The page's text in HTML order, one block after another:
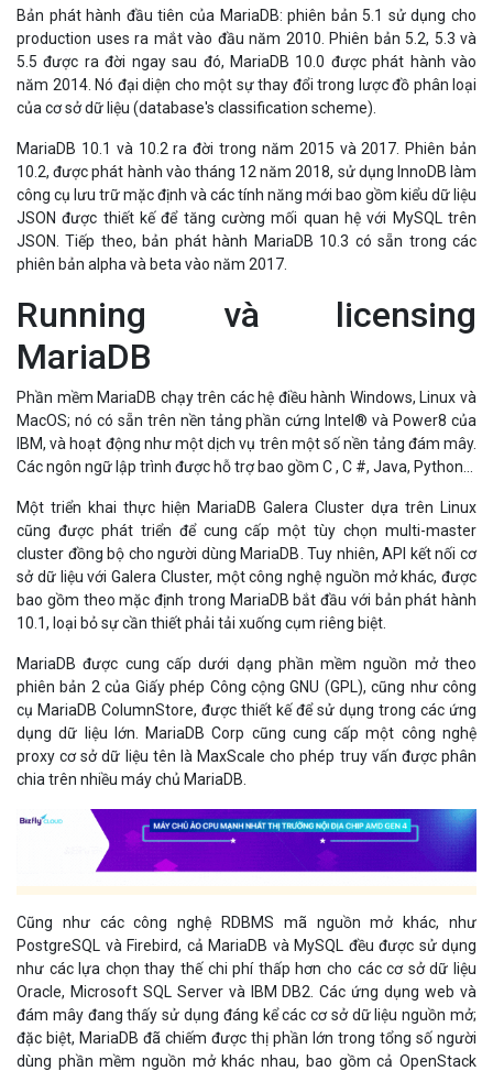
Bản phát hành đầu tiên của MariaDB: phiên bản 5.1 sử dụng cho
production uses ra mắt vào đầu năm 2010. Phiên bản 5.2, 5.3 và
5.5 được ra đời ngay sau đó, MariaDB 10.0 được phát hành vào
năm 2014. Nó đại diện cho một sự thay đổi trong lược đồ phân loại
của cơ sở dữ liệu (database's classification scheme).
MariaDB 10.1 và 10.2 ra đời trong năm 2015 và 2017. Phiên bản
10.2, được phát hành vào tháng 12 năm 2018, sử dụng InnoDB làm
công cụ lưu trữ mặc định và các tính năng mới bao gồm kiểu dữ liệu
JSON được thiết kế để tăng cường mối quan hệ với MySQL trên
JSON. Tiếp theo, bản phát hành MariaDB 10.3 có sẵn trong các
phiên bản alpha và beta vào năm 2017.
Running và licensing
MariaDB
Phần mềm MariaDB chạy trên các hệ điều hành Windows, Linux và
MacOS; nó có sẵn trên nền tảng phần cứng Intel® và Power8 của
IBM, và hoạt động như một dịch vụ trên một số nền tảng đám mây.
Các ngôn ngữ lập trình được hỗ trợ bao gồm C , C #, Java, Python...
Một triển khai thực hiện MariaDB Galera Cluster dựa trên Linux
cũng được phát triển để cung cấp một tùy chọn multi-master
cluster đồng bộ cho người dùng MariaDB. Tuy nhiên, API kết nối cơ
sở dữ liệu với Galera Cluster, một công nghệ nguồn mở khác, được
bao gồm theo mặc định trong MariaDB bắt đầu với bản phát hành
10.1, loại bỏ sự cần thiết phải tải xuống cụm riêng biệt.
MariaDB được cung cấp dưới dạng phần mềm nguồn mở theo
phiên bản 2 của Giấy phép Công cộng GNU (GPL), cũng như công
cụ MariaDB ColumnStore, được thiết kế để sử dụng trong các ứng
dụng dữ liệu lớn. MariaDB Corp cũng cung cấp một công nghệ
proxy cơ sở dữ liệu tên là MaxScale cho phép truy vấn được phân
chia trên nhiều máy chủ MariaDB.
Cũng như các công nghệ RDBMS mã nguồn mở khác, như
PostgreSQL và Firebird, cả MariaDB và MySQL đều được sử dụng
như các lựa chọn thay thế chi phí thấp hơn cho các cơ sở dữ liệu
Oracle, Microsoft SQL Server và IBM DB2. Các ứng dụng web và
đám mây đang thấy sử dụng đáng kể các cơ sở dữ liệu nguồn mở;
đặc biệt, MariaDB đã chiếm được thị phần lớn trong tổng số người
dùng phần mềm nguồn mở khác nhau, bao gồm cả OpenStack